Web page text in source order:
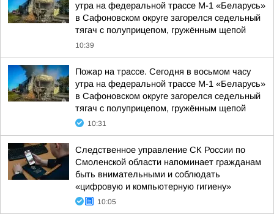
утра на федеральной трассе М-1 «Беларусь»
в Сафоновском округе загорелся седельный
тягач с полуприцепом, гружённым щепой
10:39
Пожар на трассе. Сегодня в восьмом часу
утра на федеральной трассе М-1 «Беларусь»
в Сафоновском округе загорелся седельный
тягач с полуприцепом, гружённым щепой
10:31
Следственное управление СК России по
Смоленской области напоминает гражданам
быть внимательными и соблюдать
«цифровую и компьютерную гигиену»
10:05